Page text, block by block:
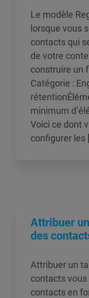
Le modèle
lorsque vous
contacts qui
de votre
construire un
Catégorie :
minimum
Voici ce dont
configurer les
Attribuer
des
Attribuer un
contacts
contacts en